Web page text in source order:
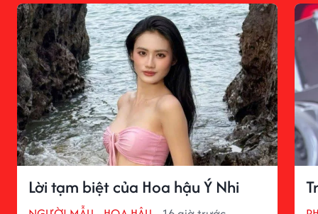
Lời tạm biệt của Hoa hậu Ý Nhi